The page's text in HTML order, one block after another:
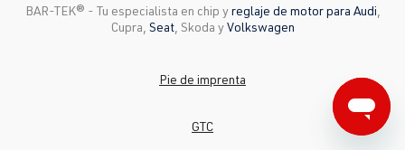
BAR-TEK®️ - Tu especialista en chip yreglaje de motor para Audi
Cupra, Seat, Skoda yVolkswagen
Pie de imprenta
GTC